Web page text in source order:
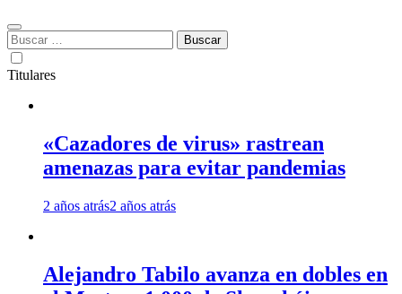
Buscar:
Titulares
«Cazadores de virus» rastrean
amenazas para evitar pandemias
2 años atrás2 años atrás
Alejandro Tabilo avanza en dobles en